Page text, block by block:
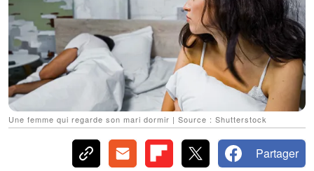
Une femme qui regarde son mari dormir | Source : Shutterstock
Partager